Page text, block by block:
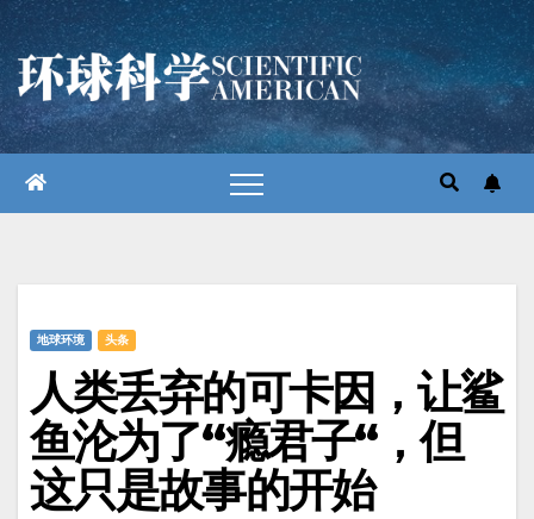
跳
至
内
容
地球环境 头条
人类丢弃的可卡因，让鲨
鱼沦为了“瘾君子“，但
这只是故事的开始